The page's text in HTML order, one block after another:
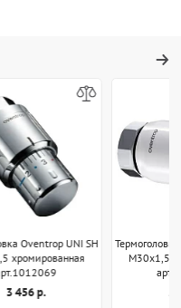
Oventrop UNI SH
хромированная
3 456 р.
M30x1,5
2